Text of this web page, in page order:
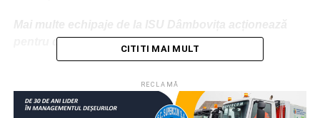
pentru deblocarea DJ714.
FEATURED
MUNTE
SOCIAL TURIŞTI
CITITI MAI MULT
RECLAMĂ